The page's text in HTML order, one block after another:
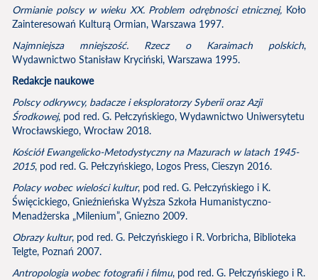
Ormianie polscy w wieku XX. Problem odrębności etnicznej, Koło
Zainteresowań Kulturą Ormian, Warszawa 1997.
Najmniejsza mniejszość. Rzecz o Karaimach polskich,
Wydawnictwo Stanisław Kryciński, Warszawa 1995.
Redakcje naukowe
Polscy odkrywcy, badacze i eksploratorzy Syberii oraz Azji
Środkowej, pod red. G. Pełczyńskiego, Wydawnictwo Uniwersytetu
Wrocławskiego, Wrocław 2018.
Kościół Ewangelicko-Metodystyczny na Mazurach w latach 1945-
2015, pod red. G. Pełczyńskiego, Logos Press, Cieszyn 2016.
Polacy wobec wielości kultur, pod red. G. Pełczyńskiego i K.
Święcickiego, Gnieźnieńska Wyższa Szkoła Humanistyczno-
Menadżerska „Milenium”, Gniezno 2009.
Obrazy kultur, pod red. G. Pełczyńskiego i R. Vorbricha, Biblioteka
Telgte, Poznań 2007.
Antropologia wobec fotografii i filmu, pod red. G. Pełczyńskiego i R.